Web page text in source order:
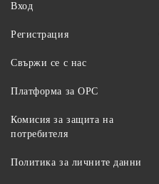
Вход
Регистрация
Свържи се с нас
Платформа за ОРС
Комисия за защита на
потребителя
Политика за личните данни